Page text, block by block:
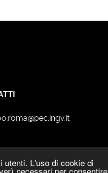
utenti. L'uso di cookie di